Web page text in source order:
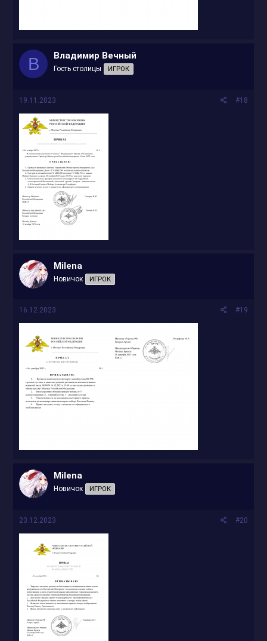
В Владимир Вечный
Гость столицы ИГРОК
19.11.2023 #18
Milena
Новичок ИГРОК
16.12.2023 #19
Milena
Новичок ИГРОК
23.12.2023 #20